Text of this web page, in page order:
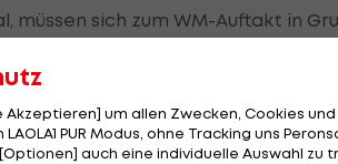
sich zum WM-Auftakt in
Akzeptieren] um allen Zwecken, Cookies
PUR Modus, ohne Tracking uns
auch eine individuelle Auswahl zu